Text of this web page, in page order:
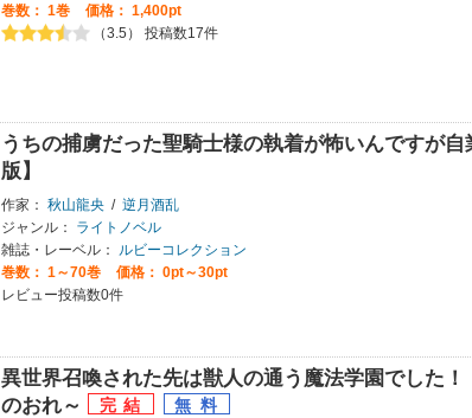
巻数： 1巻
価格： 1,400pt
（3.5） 投稿数17件
うちの捕虜だった聖騎士様の執着が怖いんですが
版】
作家： 秋山龍央 / 逆月酒乱
ジャンル：
ライトノベル
雑誌・レーベル：
ルビーコレクション
巻数： 1～70巻
価格： 0pt～30pt
レビュー投稿数0件
異世界召喚された先は獣人の通う魔法学園でした
のおれ～